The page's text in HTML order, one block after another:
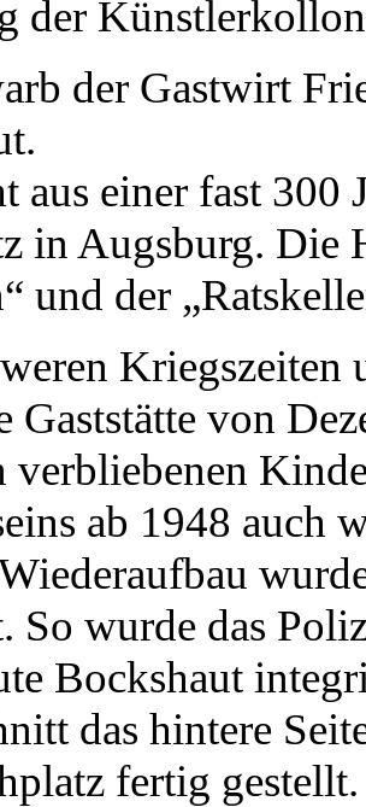
der
der Gastwirt
aus einer fast
in Augsburg. Die
und der
Kriegszeiten
Gaststätte von
verbliebenen
ab 1948 auch
So wurde das
Bockshaut
das hintere
fertig gestellt.